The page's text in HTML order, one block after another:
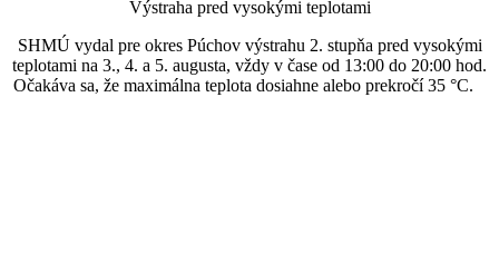
Výstraha pred vysokými teplotami
SHMÚ vydal pre okres Púchov výstrahu 2. stupňa pred vysokými
teplotami na 3., 4. a 5. augusta, vždy v čase od 13:00 do 20:00 hod.
Očakáva sa, že maximálna teplota dosiahne alebo prekročí 35 °C.